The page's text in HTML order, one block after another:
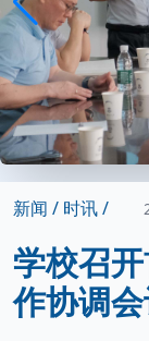
新闻 / 时讯 /
学校召
作协调